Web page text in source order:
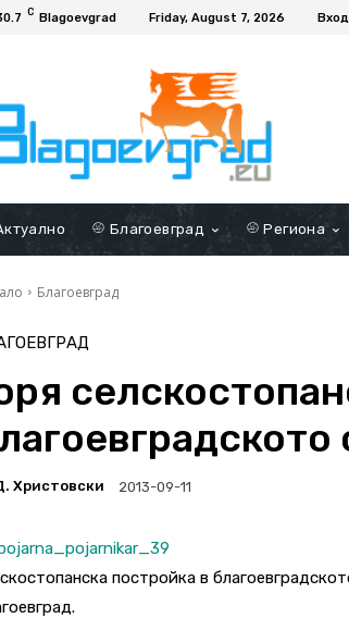
C Blagoevgrad Friday, August 7, 2026
Благоевград Региона
Благоевград
Христовски 2013-09-11
постройка в